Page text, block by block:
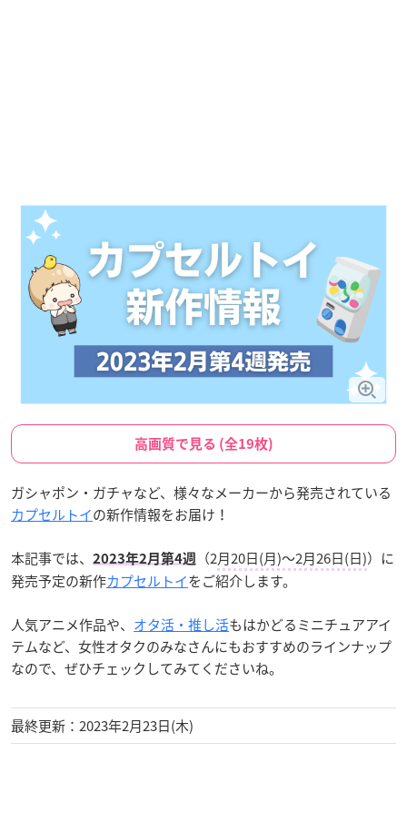
高画質で見る (全19枚)
ガシャポン・ガチャなど、様々なメーカーから発売されている
カプセルトイの新作情報をお届け！
本記事では、 2023年2月第4週 （2月20日(月)〜2月26日(日)）に
発売予定の新作カプセルトイをご紹介します。
人気アニメ作品や、 オタ活・推し活もはかどるミニチュアアイ
テムなど、女性オタクのみなさんにもおすすめのラインナップ
なので、ぜひチェックしてみてくださいね。
最終更新：2023年2月23日(木)